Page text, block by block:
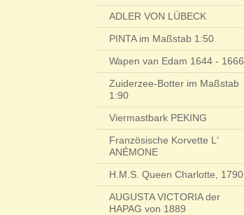
ADLER VON LÜBECK
PINTA im Maßstab 1:50
Wapen van Edam 1644 - 1666
Zuiderzee-Botter im Maßstab
1:90
Viermastbark PEKING
Französische Korvette L‘
ANÉMONE
H.M.S. Queen Charlotte, 1790
AUGUSTA VICTORIA der
HAPAG von 1889